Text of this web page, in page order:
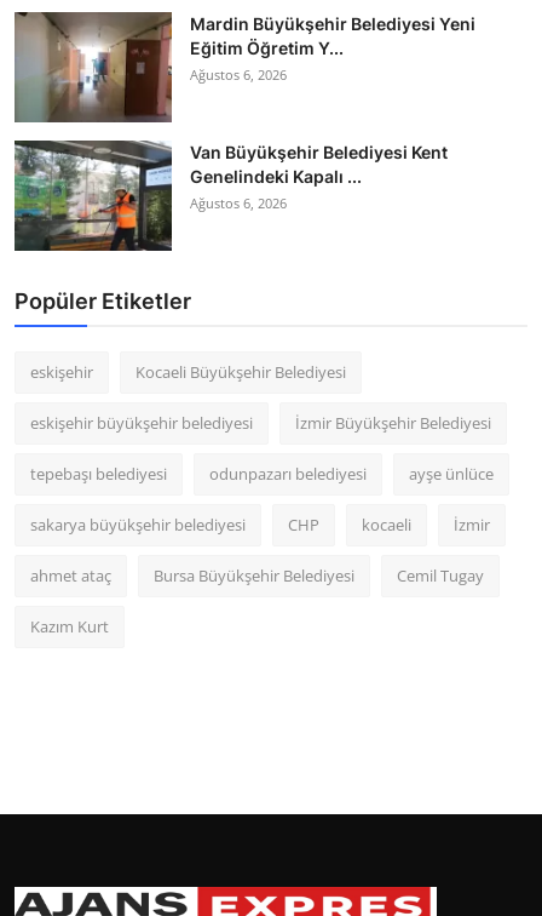
Mardin Büyükşehir Belediyesi Yeni
Eğitim Öğretim Y...
Ağustos 6, 2026
Van Büyükşehir Belediyesi Kent
Genelindeki Kapalı ...
Ağustos 6, 2026
Popüler Etiketler
eskişehir Kocaeli Büyükşehir Belediyesi
eskişehir büyükşehir belediyesi İzmir Büyükşehir Belediyesi
tepebaşı belediyesi odunpazarı belediyesi ayşe ünlüce
sakarya büyükşehir belediyesi CHP kocaeli İzmir
ahmet ataç Bursa Büyükşehir Belediyesi Cemil Tugay
Kazım Kurt